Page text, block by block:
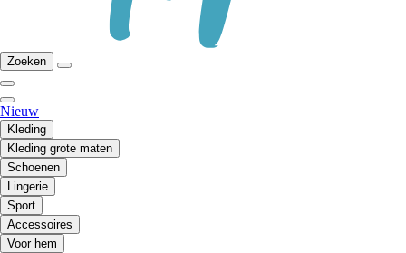
Zoeken
Nieuw
Kleding
Kleding grote maten
Schoenen
Lingerie
Sport
Accessoires
Voor hem